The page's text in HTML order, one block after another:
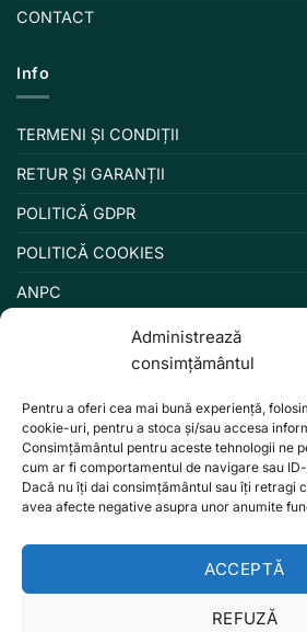
Administrează
consimțământul
Pentru a oferi cea mai bună experiență,
cookie-uri, pentru a stoca și/sau accesa
Consimțământul pentru aceste tehnologii ne
cum ar fi comportamentul de navigare sau
Dacă nu îți dai consimțământul sau îți retragi
avea afecte negative asupra unor anumite
ACCEPTĂ
REFUZĂ
CONTACT
Info
TERMENI ȘI CONDIȚII
RETUR ȘI GARANȚII
POLITICĂ GDPR
POLITICĂ COOKIES
ANPC